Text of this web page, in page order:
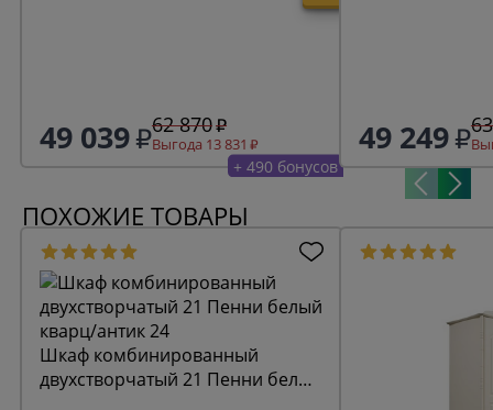
49 039 62 870
Выгода 13 831
+ 490 бонусов
49 249
ПОХОЖИЕ ТОВАРЫ
Шкаф комбинированный
двухстворчатый 21 Пенни белый